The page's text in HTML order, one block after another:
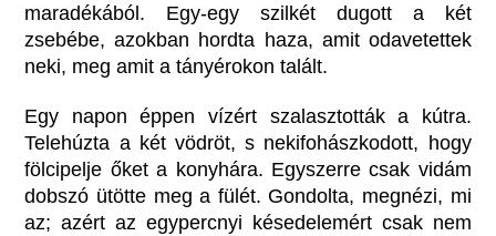
maradékából. Egy-egy szilkét dugott a két
zsebébe, azokban hordta haza, amit odavetettek
neki, meg amit a tányérokon talált.
Egy napon éppen vízért szalasztották a kútra.
Telehúzta a két vödröt, s nekifohászkodott, hogy
fölcipelje őket a konyhára. Egyszerre csak vidám
dobszó ütötte meg a fülét. Gondolta, megnézi, mi
az; azért az egypercnyi késedelemért csak nem